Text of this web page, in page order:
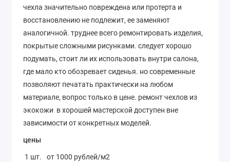
чехла значительно повреждена или протерта и
восстановлению не подлежит, ее заменяют
аналогичной. труднее всего ремонтировать изделия,
покрытые сложными рисунками. следует хорошо
подумать, стоит ли их использовать внутри салона,
где мало кто обозревает сиденья. но современные
позволяют печатать практически на любом
материале, вопрос только в цене. ремонт чехлов из
экокожи в хорошей мастерской доступен вне
зависимости от конкретных моделей.
цены
1 шт.
от 1000 рублей/м2